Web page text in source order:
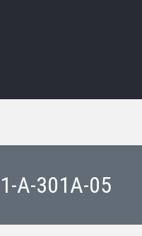
A-301A-05